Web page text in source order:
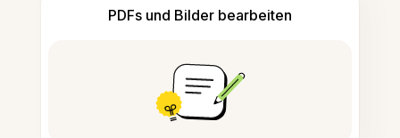
PDFs und Bilder bearbeiten